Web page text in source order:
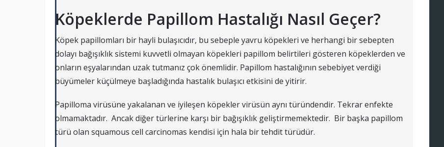
Köpeklerde Papillom Hastalığı Nasıl Geçer?
Köpek papillomları bir hayli bulaşıcıdır, bu sebeple yavru köpekleri ve herhangi bir sebepten
dolayı bağışıklık sistemi kuvvetli olmayan köpekleri papillom belirtileri gösteren köpeklerden ve
onların eşyalarından uzak tutmanız çok önemlidir. Papillom hastalığının sebebiyet verdiği
büyümeler küçülmeye başladığında hastalık bulaşıcı etkisini de yitirir.
Papilloma virüsüne yakalanan ve iyileşen köpekler virüsün aynı türündendir. Tekrar enfekte
olmamaktadır. Ancak diğer türlerine karşı bir bağışıklık geliştirmemektedir. Bir başka papillom
türü olan squamous cell carcinomas kendisi için hala bir tehdit türüdür.